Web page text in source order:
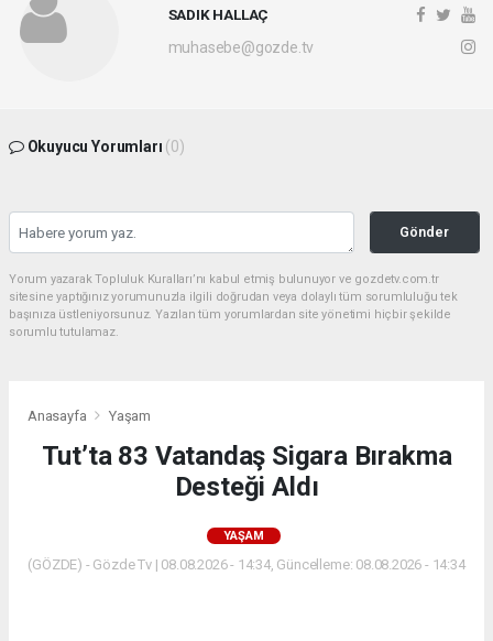
SADIK HALLAÇ
muhasebe@gozde.tv
Okuyucu Yorumları (0)
Gönder
Yorum yazarak Topluluk Kuralları’nı kabul etmiş bulunuyor ve gozdetv.com.tr
sitesine yaptığınız yorumunuzla ilgili doğrudan veya dolaylı tüm sorumluluğu tek
başınıza üstleniyorsunuz. Yazılan tüm yorumlardan site yönetimi hiçbir şekilde
sorumlu tutulamaz.
Anasayfa Yaşam
Tut’ta 83 Vatandaş Sigara Bırakma
Desteği Aldı
YAŞAM
(GÖZDE) - Gözde Tv | 08.08.2026 - 14:34, Güncelleme: 08.08.2026 - 14:34